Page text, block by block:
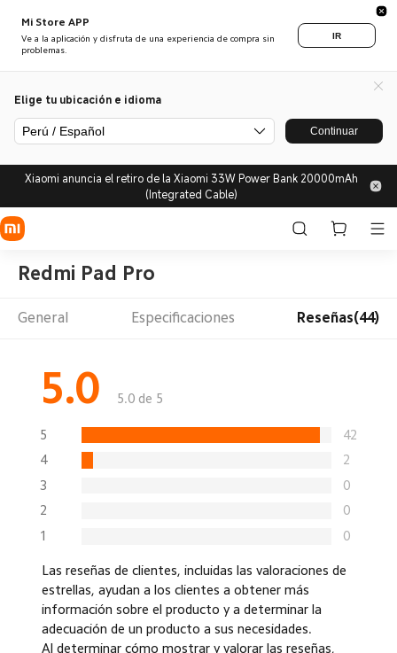
Mi Store APP
Ve a la aplicación y disfruta de una experiencia de compra sin
problemas.
IR
Elige tu ubicación e idioma
Perú / Español Continuar
Xiaomi anuncia el retiro de la Xiaomi 33W Power Bank 20000mAh
(Integrated Cable)
Redmi Pad Pro
General Especificaciones Reseñas(44)
5.0 5.0 de 5
5
42
4
2
3
0
2
0
1
0
Las reseñas de clientes, incluidas las valoraciones de
estrellas, ayudan a los clientes a obtener más
información sobre el producto y a determinar la
adecuación de un producto a sus necesidades.
Al determinar cómo mostrar y valorar las reseñas,